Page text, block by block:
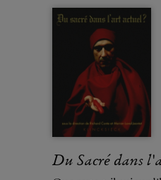
Du Sacré dans